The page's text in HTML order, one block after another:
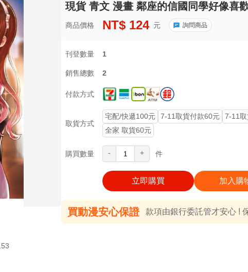
現貨 青文 漫畫 鄰座的信國同學好像喜
商品價格 NT$ 124 元 詢問商品
刊登數量 1
銷售總數 2
付款方式
取貨方式
宅配/快遞100元 7-11取貨付款60元 7-11
全家 取貨60元
購買數量 - + 件
立即購買 加入購
買動漫安心保證 款項由銀行委託管才安心 !